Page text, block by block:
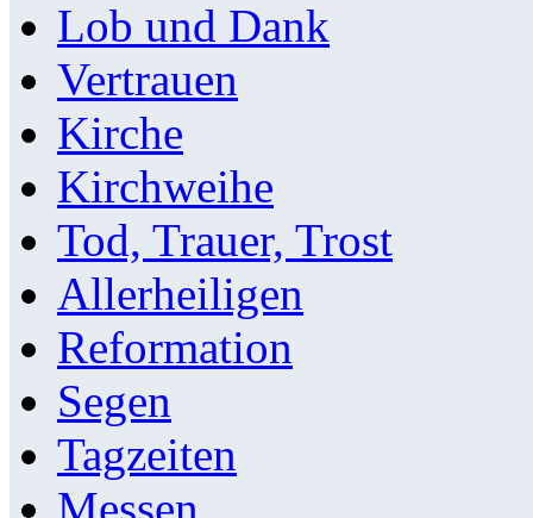
Lob und Dank
Vertrauen
Kirche
Kirchweihe
Tod, Trauer, Trost
Allerheiligen
Reformation
Segen
Tagzeiten